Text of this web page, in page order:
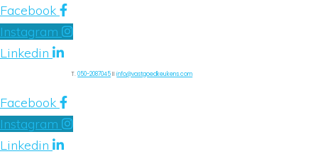
Facebook
Instagram
Linkedin
T.050-2087045IIinfo@vastgoedkeukens.com
Facebook
Instagram
Linkedin